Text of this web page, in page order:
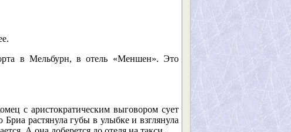
в Мельбурн, в отель «Меншен». Это
с аристократическим выговором сует
растянула губы в улыбке и взглянула